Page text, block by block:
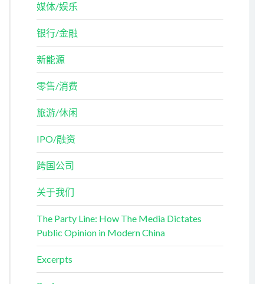
媒体/娱乐
银行/金融
新能源
零售/消费
旅游/休闲
IPO/融资
跨国公司
关于我们
The Party Line: How The Media Dictates
Public Opinion in Modern China
Excerpts